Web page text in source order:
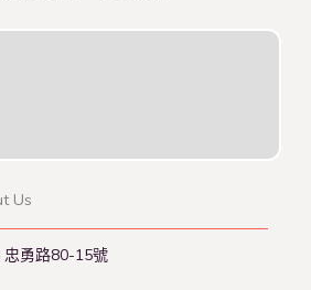
Us
忠勇路80-15號